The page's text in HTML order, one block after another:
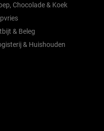
Chocolade & Koek
& Beleg
& Huishouden